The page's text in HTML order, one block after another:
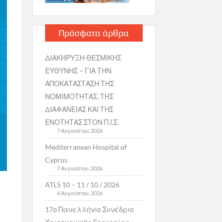
Πρόσφατα άρθρα
ΔΙΑΚΗΡΥΞΗ ΘΕΣΜΙΚΗΣ
ΕΥΘΥΝΗΣ – ΓΙΑ ΤΗΝ
ΑΠΟΚΑΤΑΣΤΑΣΗ ΤΗΣ
ΝΟΜΙΜΟΤΗΤΑΣ, ΤΗΣ
ΔΙΑΦΑΝΕΙΑΣ ΚΑΙ ΤΗΣ
ΕΝΟΤΗΤΑΣ ΣΤΟΝ Π.Ι.Σ.
7 Αυγούστου, 2026
Mediterranean Hospital of
Cyprus
7 Αυγούστου, 2026
ATLS 10 – 11 / 10 / 2026
4 Αυγούστου, 2026
17ο Πανελλήνιο Συνέδριο